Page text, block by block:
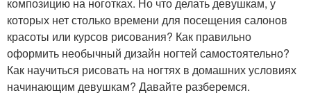
которых нет столько времени для посещения салонов
красоты или курсов рисования? Как правильно
оформить необычный дизайн ногтей самостоятельно?
Как научиться рисовать на ногтях в домашних условиях
начинающим девушкам? Давайте разберемся.